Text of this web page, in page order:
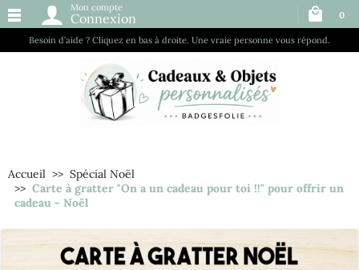
Besoin d’aide ? Cliquez en bas à droite. Une vraie personne vous répond.
Mon compte
Connexion 0
Accueil
Spécial Noël
Carte à gratter "On a un cadeau pour toi !!" pour offrir un
cadeau - Noël